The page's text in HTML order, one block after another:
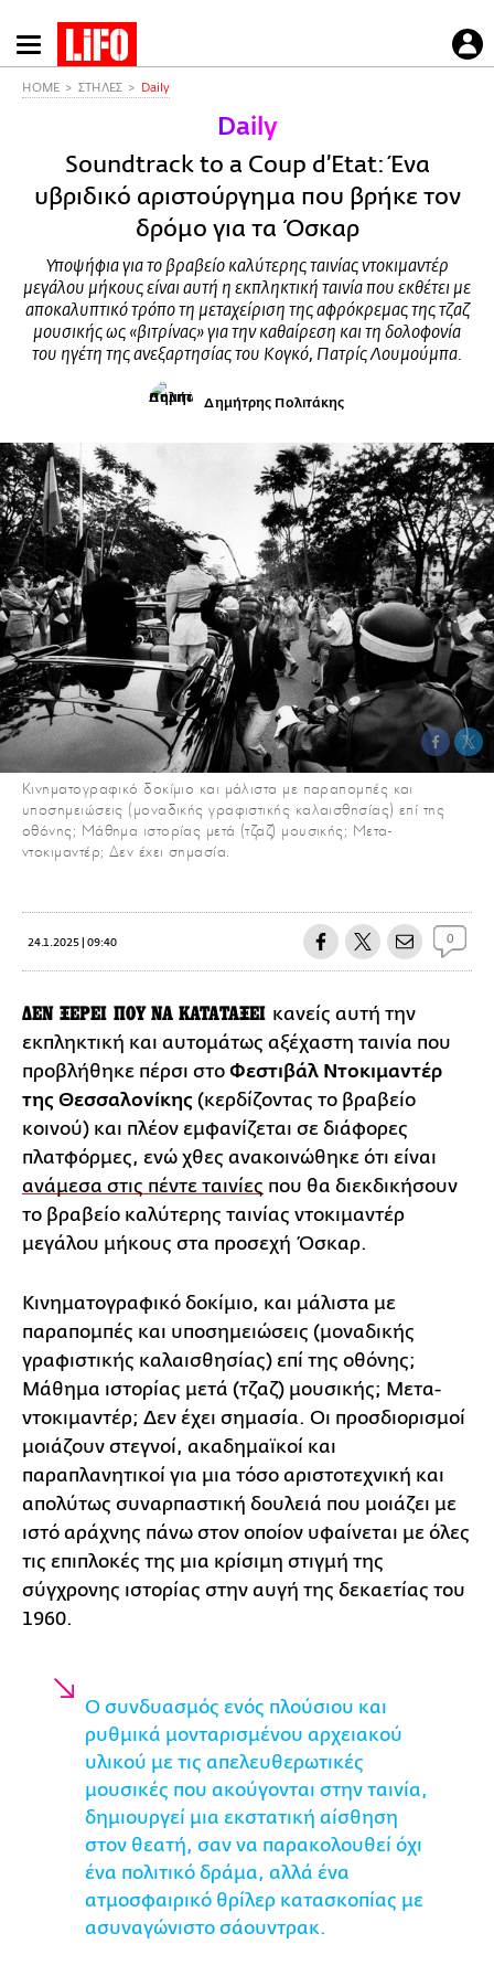
Παράκαμψη
προς
HOME ΣΤΗΛΕΣ Daily
Daily
Soundtrack to a Coup d’Etat: Ένα
υβριδικό αριστούργημα που βρήκε τον
δρόμο για τα Όσκαρ
Υποψήφια για το βραβείο καλύτερης ταινίας ντοκιμαντέρ
μεγάλου μήκους είναι αυτή η εκπληκτική ταινία που εκθέτει με
αποκαλυπτικό τρόπο τη μεταχείριση της αφρόκρεμας της τζαζ
μουσικής ως «βιτρίνας» για την καθαίρεση και τη δολοφονία
του ηγέτη της ανεξαρτησίας του Κογκό, Πατρίς Λουμούμπα.
Δημήτρης Πολιτάκης
Κινηματογραφικό δοκίμιο και μάλιστα με παραπομπές και
υποσημειώσεις (μοναδικής γραφιστικής καλαισθησίας) επί της
οθόνης; Μάθημα ιστορίας μετά (τζαζ) μουσικής; Μετα-
ντοκιμαντέρ; Δεν έχει σημασία.
24.1.2025 | 09:40 0
ΔΕΝ ΞΕΡΕΙ ΠΟΥ ΝΑ ΚΑΤΑΤΑΞΕΙ κανείς αυτή την
εκπληκτική και αυτομάτως αξέχαστη ταινία που
προβλήθηκε πέρσι στο Φεστιβάλ Ντοκιμαντέρ
της Θεσσαλονίκης (κερδίζοντας το βραβείο
κοινού) και πλέον εμφανίζεται σε διάφορες
πλατφόρμες, ενώ χθες ανακοινώθηκε ότι είναι
ανάμεσα στις πέντε ταινίες που θα διεκδικήσουν
το βραβείο καλύτερης ταινίας ντοκιμαντέρ
μεγάλου μήκους στα προσεχή Όσκαρ.
Κινηματογραφικό δοκίμιο, και μάλιστα με
παραπομπές και υποσημειώσεις (μοναδικής
γραφιστικής καλαισθησίας) επί της οθόνης;
Μάθημα ιστορίας μετά (τζαζ) μουσικής; Μετα-
ντοκιμαντέρ; Δεν έχει σημασία. Οι προσδιορισμοί
μοιάζουν στεγνοί, ακαδημαϊκοί και
παραπλανητικοί για μια τόσο αριστοτεχνική και
απολύτως συναρπαστική δουλειά που μοιάζει με
ιστό αράχνης πάνω στον οποίον υφαίνεται με όλες
τις επιπλοκές της μια κρίσιμη στιγμή της
σύγχρονης ιστορίας στην αυγή της δεκαετίας του
1960.
Ο συνδυασμός ενός πλούσιου και
ρυθμικά μονταρισμένου αρχειακού
υλικού με τις απελευθερωτικές
μουσικές που ακούγονται στην ταινία,
δημιουργεί μια εκστατική αίσθηση
στον θεατή, σαν να παρακολουθεί όχι
ένα πολιτικό δράμα, αλλά ένα
ατμοσφαιρικό θρίλερ κατασκοπίας με
ασυναγώνιστο σάουντρακ.